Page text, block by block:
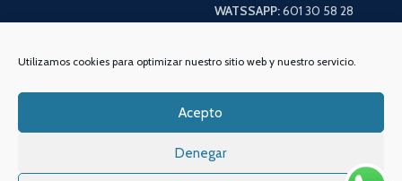
Utilizamos cookies para optimizar nuestro sitio web y nuestro servicio.
Acepto
Denegar
WATSSAPP:601 30 58 28